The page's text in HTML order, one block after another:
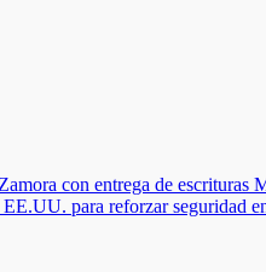
con entrega de escrituras
para reforzar seguridad